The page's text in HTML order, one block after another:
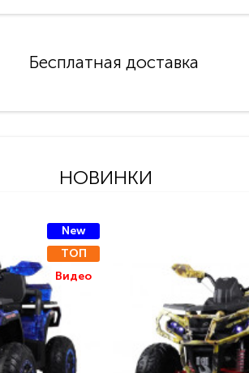
Бесплатная доставка
НОВИНКИ
New
ТОП
Видео